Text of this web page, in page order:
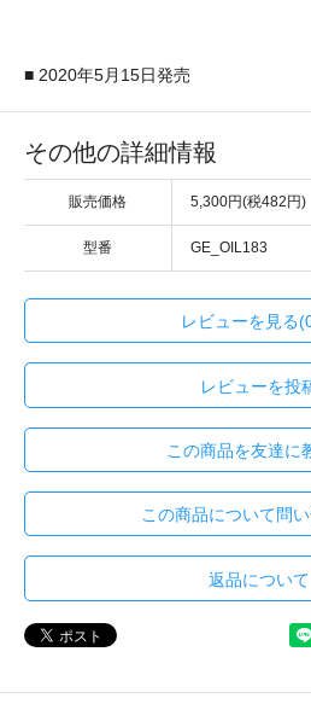
■ 2020年5月15日発売
その他の詳細情報
販売価格 5,300円(税482円)
型番 GE_OIL183
レビューを見る
レビューを投
この商品を友達に
この商品について問
返品について